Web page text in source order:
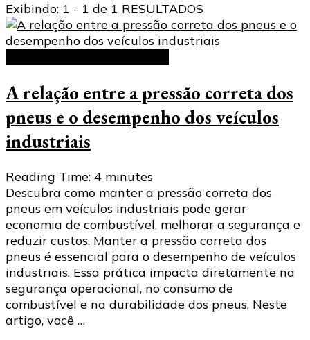
Exibindo: 1 - 1 de 1 RESULTADOS
A relação entre a pressão correta dos
pneus e o desempenho dos veículos
industriais
Reading Time: 4 minutes
Descubra como manter a pressão correta dos
pneus em veículos industriais pode gerar
economia de combustível, melhorar a segurança e
reduzir custos. Manter a pressão correta dos
pneus é essencial para o desempenho de veículos
industriais. Essa prática impacta diretamente na
segurança operacional, no consumo de
combustível e na durabilidade dos pneus. Neste
artigo, você …